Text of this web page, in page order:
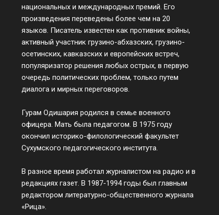
национальных и международных премий. Его
произведения переведены более чем на 20
языков. Писатель известен как противник войны,
активный участник грузино-абхазских, грузино-
осетинских, кавказских и европейских встреч,
популяризатор решения любых острых, в первую
очередь политических проблем, только путем
диалога и мирных переговоров.
Гурам Одишария родился в семье военного
офицера. Мать была педагогом. В 1975 году
окончил историко-филологический факультет
Сухумского педагогического института.
В разное время работал журналистом на радио и в
редакциях газет. В 1987-1994 годы был главным
редактором литературно-общественного журнала
«Рица».